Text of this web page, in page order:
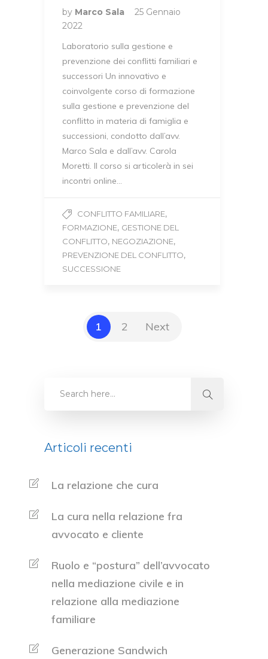
by Marco Sala
25 Gennaio
2022
Laboratorio sulla gestione e
prevenzione dei conflitti familiari e
successori Un innovativo e
coinvolgente corso di formazione
sulla gestione e prevenzione del
conflitto in materia di famiglia e
successioni, condotto dall’avv.
Marco Sala e dall’avv. Carola
Moretti. Il corso si articolerà in sei
incontri online…
CONFLITTO FAMILIARE,
FORMAZIONE, GESTIONE DEL
CONFLITTO, NEGOZIAZIONE,
PREVENZIONE DEL CONFLITTO,
SUCCESSIONE
1 2 Next
Articoli recenti
La relazione che cura
La cura nella relazione fra
avvocato e cliente
Ruolo e “postura” dell’avvocato
nella mediazione civile e in
relazione alla mediazione
familiare
Generazione Sandwich